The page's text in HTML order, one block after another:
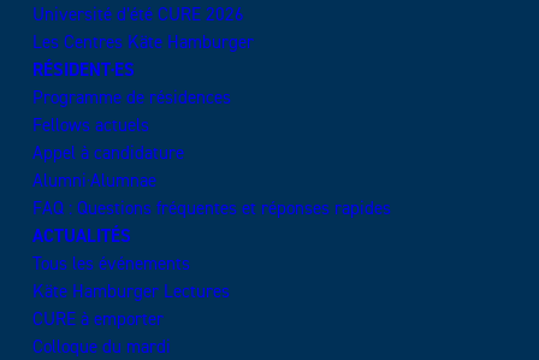
Université d’été CURE 2026
Les Centres Käte Hamburger
RÉSIDENT·ES
Programme de résidences
Fellows actuels
Appel à candidature
Alumni·Alumnae
FAQ : Questions fréquentes et réponses rapides
ACTUALITÉS
Tous les événements
Käte Hamburger Lectures
CURE à emporter
Colloque du mardi